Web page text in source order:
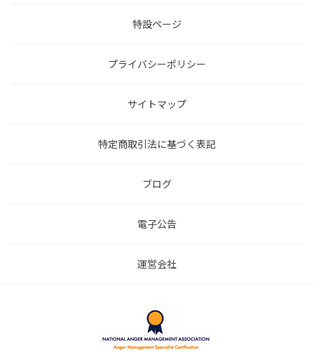
特設ページ
プライバシーポリシー
サイトマップ
特定商取引法に基づく表記
ブログ
電子公告
運営会社